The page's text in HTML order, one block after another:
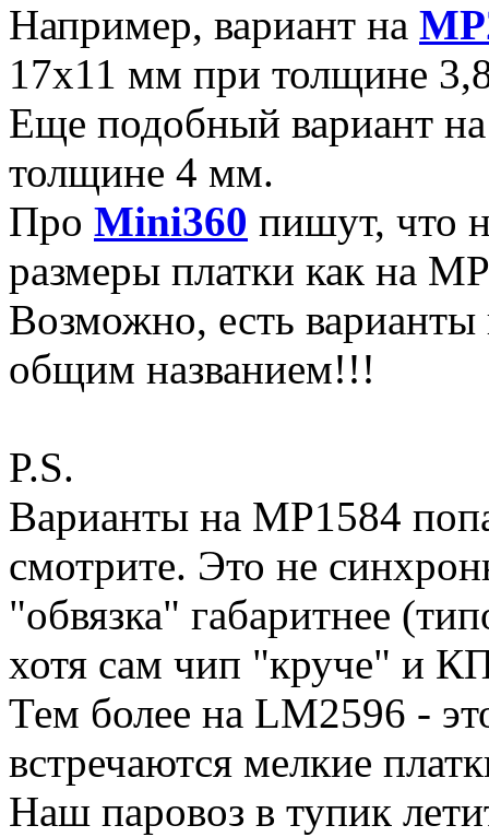
Например, вариант на
17х11 мм при толщине
Еще подобный вариант
толщине 4 мм.
Про Mini360 пишут, что
размеры платки как на
Возможно, есть
общим названием!!!
P.S.
Варианты на MP1584
смотрите. Это не
"обвязка" габаритнее
хотя сам чип "круче" и
Тем более на LM2596 -
встречаются мелкие
Наш паровоз в тупик